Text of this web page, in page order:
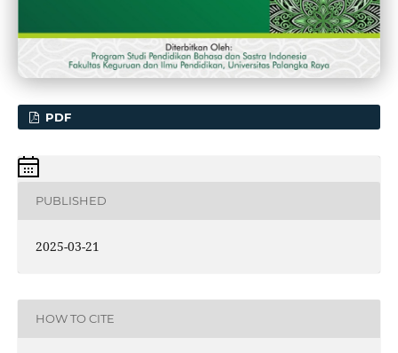
PDF
PUBLISHED
2025-03-21
HOW TO CITE